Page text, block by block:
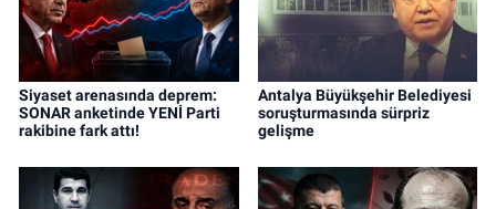
Siyaset arenasında deprem:
SONAR anketinde YENİ Parti
rakibine fark attı!
Antalya Büyükşehir Belediyesi
soruşturmasında sürpriz
gelişme